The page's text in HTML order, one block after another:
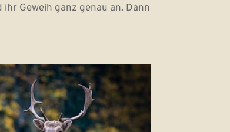
Geweih ganz genau an. Dann